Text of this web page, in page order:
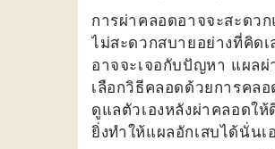
การผ่าคลอดอาจจะสะด
ไม่สะดวกสบายอย่างที่คิด
อาจจะเจอกับปัญหา แผล
เลือกวิธีคลอดด้วยการคล
ดูแลตัวเองหลังผ่าคลอดใ
ยิ่งทำให้แผลอักเสบได้นั่นเ